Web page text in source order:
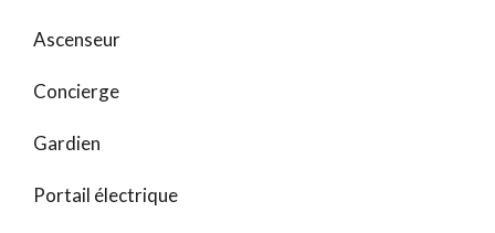
Ascenseur
Concierge
Gardien
Portail électrique